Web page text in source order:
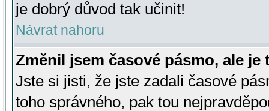
je dobrý důvod tak učinit!
Návrat nahoru
Změnil jsem časové pásmo, ale je
Jste si jisti, že jste zadali časové
toho správného, pak tou